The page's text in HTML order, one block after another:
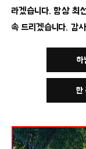
라겠습니다. 항상 최
속 드리겠습니다. 감
하
한